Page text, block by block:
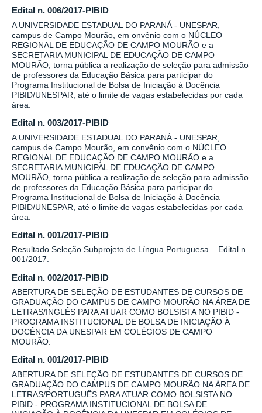
Edital n. 006/2017-PIBID
A UNIVERSIDADE ESTADUAL DO PARANÁ - UNESPAR,
campus de Campo Mourão, em onvênio com o NÚCLEO
REGIONAL DE EDUCAÇÃO DE CAMPO MOURÃO e a
SECRETARIA MUNICIPAL DE EDUCAÇÃO DE CAMPO
MOURÃO, torna pública a realização de seleção para admissão
de professores da Educação Básica para participar do
Programa Institucional de Bolsa de Iniciação à Docência
PIBID/UNESPAR, até o limite de vagas estabelecidas por cada
área.
Edital n. 003/2017-PIBID
A UNIVERSIDADE ESTADUAL DO PARANÁ - UNESPAR,
campus de Campo Mourão, em convênio com o NÚCLEO
REGIONAL DE EDUCAÇÃO DE CAMPO MOURÃO e a
SECRETARIA MUNICIPAL DE EDUCAÇÃO DE CAMPO
MOURÃO, torna pública a realização de seleção para admissão
de professores da Educação Básica para participar do
Programa Institucional de Bolsa de Iniciação à Docência
PIBID/UNESPAR, até o limite de vagas estabelecidas por cada
área.
Edital n. 001/2017-PIBID
Resultado Seleção Subprojeto de Língua Portuguesa – Edital n.
001/2017.
Edital n. 002/2017-PIBID
ABERTURA DE SELEÇÃO DE ESTUDANTES DE CURSOS DE
GRADUAÇÃO DO CAMPUS DE CAMPO MOURÃO NA ÁREA DE
LETRAS/INGLÊS PARA ATUAR COMO BOLSISTA NO PIBID -
PROGRAMA INSTITUCIONAL DE BOLSA DE INICIAÇÃO À
DOCÊNCIA DA UNESPAR EM COLÉGIOS DE CAMPO
MOURÃO.
Edital n. 001/2017-PIBID
ABERTURA DE SELEÇÃO DE ESTUDANTES DE CURSOS DE
GRADUAÇÃO DO CAMPUS DE CAMPO MOURÃO NA ÁREA DE
LETRAS/PORTUGUÊS PARA ATUAR COMO BOLSISTA NO
PIBID - PROGRAMA INSTITUCIONAL DE BOLSA DE